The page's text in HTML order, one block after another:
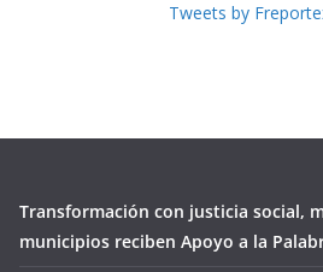
Tweets by
Transformación con justicia social,
municipios reciben Apoyo a la